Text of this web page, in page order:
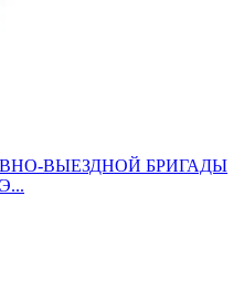
ВЫЕЗДНОЙ БРИГАДЫ